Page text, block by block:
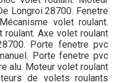
Longroi 28700. Fenetre
volet roulant.
Axe volet roulant
Porte fenetre pvc
Porte fenetre pvc
alu. Moteur volet roulant
de volets roulants